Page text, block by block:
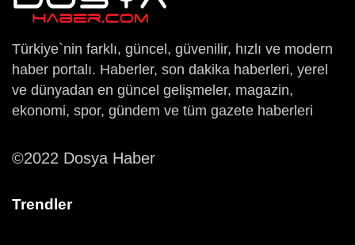
Türkiye`nin farklı, güncel, güvenilir, hızlı ve modern
haber portalı. Haberler, son dakika haberleri, yerel
ve dünyadan en güncel gelişmeler, magazin,
ekonomi, spor, gündem ve tüm gazete haberleri
©2022 Dosya Haber
Trendler